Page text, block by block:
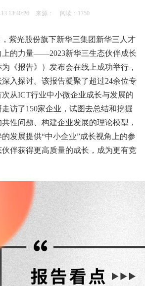
13:40:26 来源： 阅读：1750
，紫光股份旗下新华三集团新华三人才
上的力量——2023新华三生态伙伴成长
《报告》）发布会在线上成功举行，
入探讨。该报告凝聚了超过24余位专
从ICT行业中小微企业成长与发展的
访了150家企业，试图去总结和挖掘
性问题、构建企业发展的理论模型，
发展提供“中小企业”成长视角上的参
伴获得更高质量的成长，成为更有竞